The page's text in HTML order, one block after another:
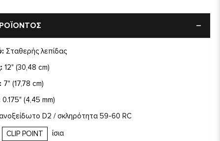
Σταθερής λεπίδας
12" (30,48 cm)
7" (17,78 cm)
0.175" (4,45 mm)
D2 / σκληρότητα 59-60 RC
CLIP POINT ίσια